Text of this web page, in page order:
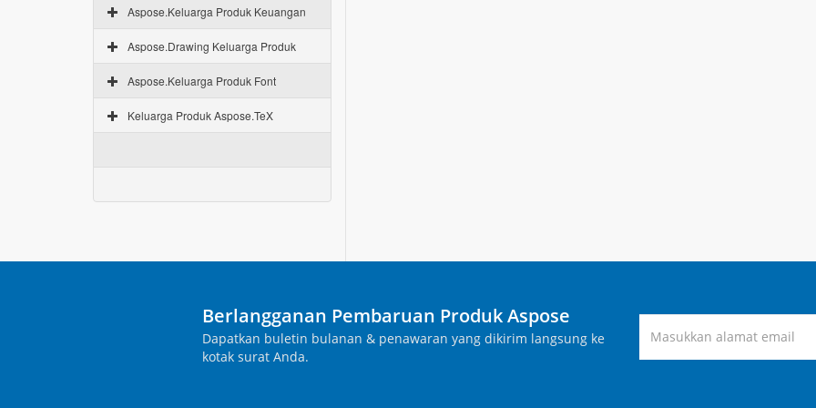
Aspose.Keluarga Produk Keuangan
Aspose.Drawing Keluarga Produk
Aspose.Keluarga Produk Font
Keluarga Produk Aspose.TeX
Berlangganan Pembaruan Produk Aspose
Dapatkan buletin bulanan & penawaran yang dikirim langsung ke
kotak surat Anda.